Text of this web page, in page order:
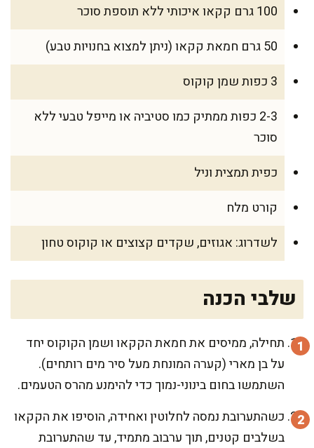
100 גרם קקאו איכותי ללא תוספת סוכר
50 גרם חמאת קקאו (ניתן למצוא בחנויות טבע)
3 כפות שמן קוקוס
2-3 כפות ממתיק כמו סטיביה או מייפל טבעי ללא
סוכר
כפית תמצית וניל
קורט מלח
לשדרוג: אגוזים, שקדים קצוצים או קוקוס טחון
שלבי הכנה
תחילה, ממיסים את חמאת הקקאו ושמן הקוקוס יחד
על בן מארי (קערה המונחת מעל סיר מים רותחים).
השתמשו בחום בינוני-נמוך כדי להימנע מהרס הטעמים.
כשהתערובת נמסה לחלוטין ואחידה, הוסיפו את הקקאו
בשלבים קטנים, תוך ערבוב מתמיד, עד שהתערובת